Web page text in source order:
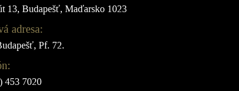
13, Budapešť, Maďarsko 1023
adresa:
Pf. 72.
453 7020